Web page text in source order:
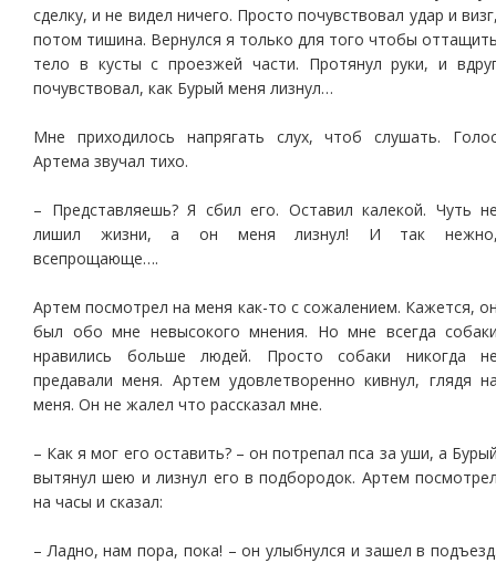
сделку, и не видел ничего. Просто почувствовал удар и
потом тишина. Вернулся я только для того чтобы
тело в кусты с проезжей части. Протянул руки, и
почувствовал, как Бурый меня лизнул…
Мне приходилось напрягать слух, чтоб слушать.
Артема звучал тихо.
– Представляешь? Я сбил его. Оставил калекой. Чуть
лишил жизни, а он меня лизнул! И так
всепрощающе….
Артем посмотрел на меня как-то с сожалением. Кажется,
был обо мне невысокого мнения. Но мне всегда
нравились больше людей. Просто собаки никогда
предавали меня. Артем удовлетворенно кивнул, глядя
меня. Он не жалел что рассказал мне.
– Как я мог его оставить? – он потрепал пса за уши, а
вытянул шею и лизнул его в подбородок. Артем
на часы и сказал:
– Ладно, нам пора, пока! – он улыбнулся и зашел в